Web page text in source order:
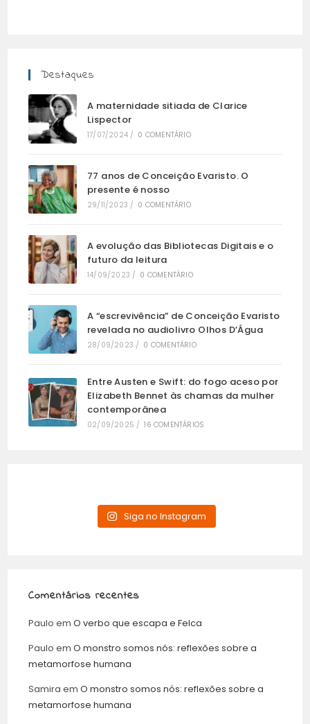
Destaques
A maternidade sitiada de Clarice
Lispector
17/07/2024 / 0 COMENTÁRIO
77 anos de Conceição Evaristo. O
presente é nosso
29/11/2023 / 0 COMENTÁRIO
A evolução das Bibliotecas Digitais e o
futuro da leitura
14/09/2023 / 0 COMENTÁRIO
A “escrevivência” de Conceição Evaristo
revelada no audiolivro Olhos D’Água
28/09/2023 / 0 COMENTÁRIO
Entre Austen e Swift: do fogo aceso por
Elizabeth Bennet às chamas da mulher
contemporânea
02/09/2025 / 16 COMENTÁRIOS
Siga no Instagram
Comentários recentes
Paulo emO verbo que escapa e Felca
Paulo emO monstro somos nós: reflexões sobre a
metamorfose humana
Samira emO monstro somos nós: reflexões sobre a
metamorfose humana